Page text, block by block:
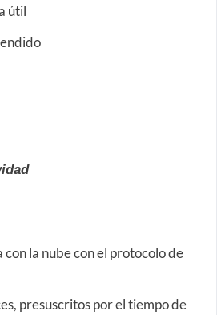
útil
la nube con el protocolo de
presuscritos por el tiempo de